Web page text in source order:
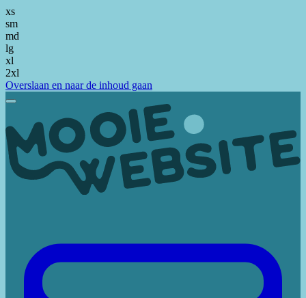
xs
sm
md
lg
xl
2xl
Overslaan en naar de inhoud gaan